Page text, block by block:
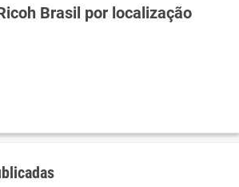
Brasil por localização